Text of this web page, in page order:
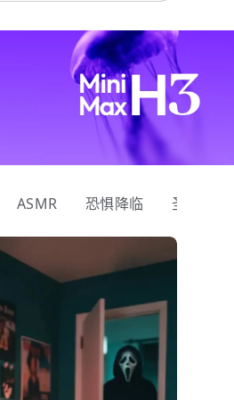
ASMR 恐惧降临 圣诞狂欢